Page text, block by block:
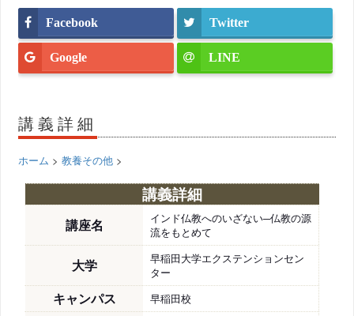
Facebook Twitter
Google LINE
講義詳細
ホーム >教養その他 >
講義詳細
講座名
インド仏教へのいざない─仏教の源
流をもとめて
大学
早稲田大学エクステンションセン
ター
キャンパス 早稲田校